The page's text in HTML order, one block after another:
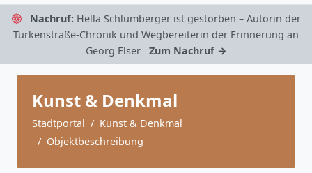
Nachruf: Hella Schlumberger ist gestorben – Autorin der
Türkenstraße-Chronik und Wegbereiterin der Erinnerung an
Georg Elser
Zum Nachruf →
Kunst & Denkmal
Stadtportal
Kunst & Denkmal
Objektbeschreibung